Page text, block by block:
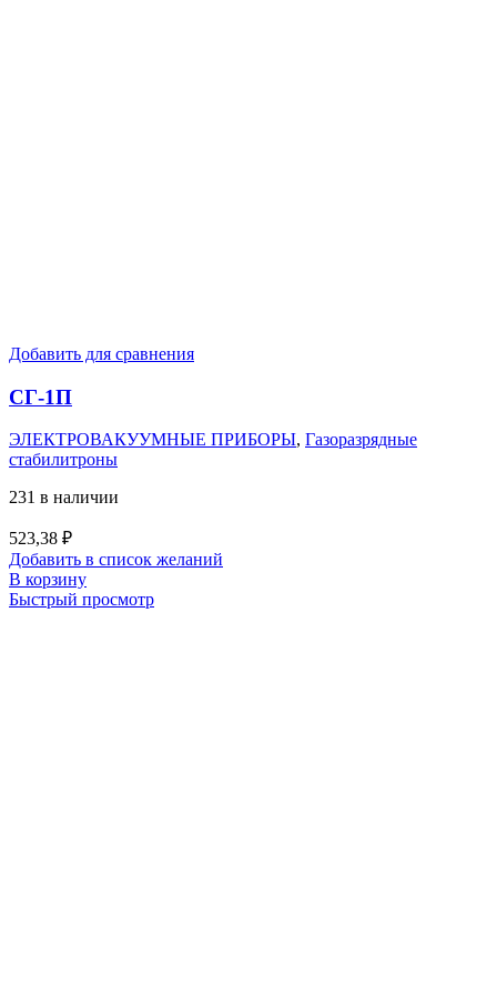
Добавить для сравнения
СГ-1П
ЭЛЕКТРОВАКУУМНЫЕ ПРИБОРЫ, Газоразрядные
стабилитроны
231 в наличии
523,38 ₽
Добавить в список желаний
В корзину
Быстрый просмотр